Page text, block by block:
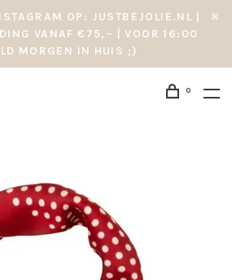
OP: JUSTBEJOLIE.NL |
VANAF €75,– | VOOR 16:00
MORGEN IN HUIS ;)
0